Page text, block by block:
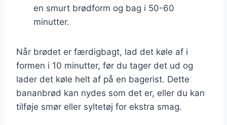
en smurt brødform og bag i 50-60
minutter.
Når brødet er færdigbagt, lad det køle af i
formen i 10 minutter, før du tager det ud og
lader det køle helt af på en bagerist. Dette
bananbrød kan nydes som det er, eller du kan
tilføje smør eller syltetøj for ekstra smag.